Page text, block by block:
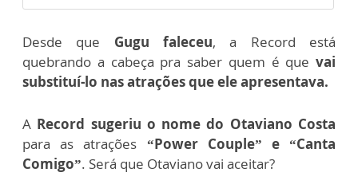
Desde que Gugu faleceu, a Record está
quebrando a cabeça pra saber quem é que vai
substituí-lo nas atrações que ele apresentava.
A Record sugeriu o nome do Otaviano Costa
para as atrações “Power Couple” e “Canta
Comigo”. Será que Otaviano vai aceitar?